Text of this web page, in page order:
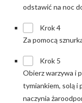
odstawić na noc
Krok 4
Za pomocą
Krok 5
Obierz warzywa i
tymiankiem, solą i
naczynia